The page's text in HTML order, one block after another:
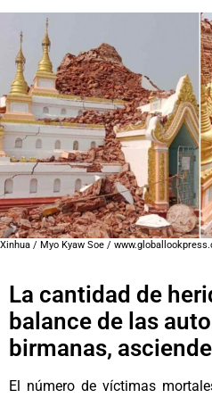
Xinhua / Myo Kyaw Soe /
La cantidad de
balance de las
birmanas,
El número de víctimas